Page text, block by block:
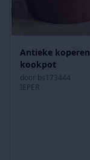
Antieke koperen
kookpot
door bs173444
IEPER